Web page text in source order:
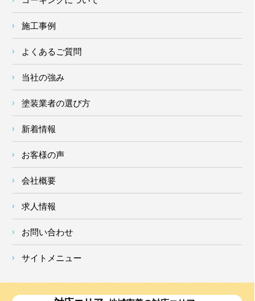
施工事例
よくあるご質問
当社の強み
塗装業者の選び方
新着情報
お客様の声
会社概要
求人情報
お問い合わせ
サイトメニュー